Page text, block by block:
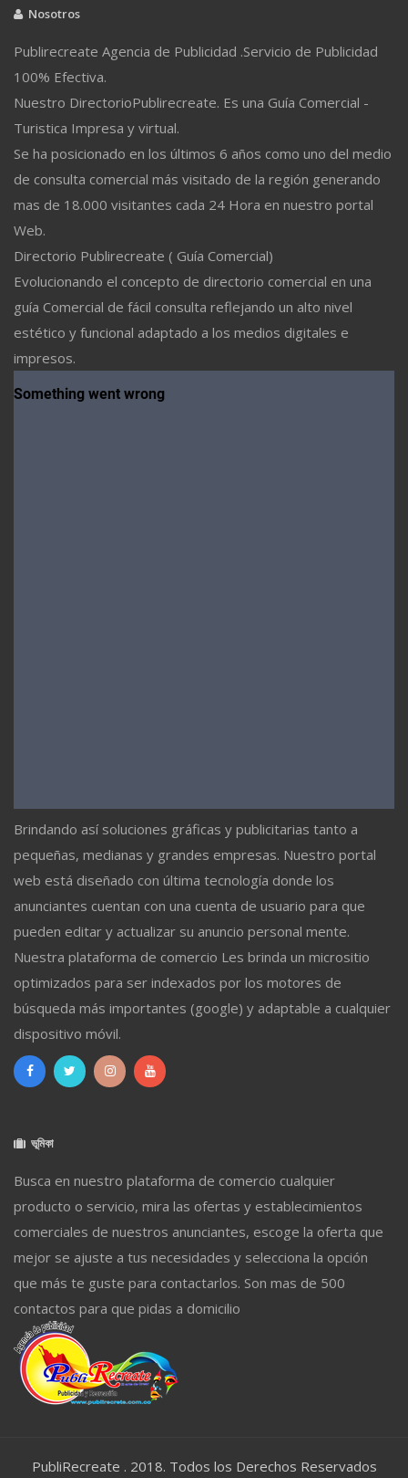
Nosotros
Publirecreate Agencia de Publicidad .Servicio de Publicidad
100% Efectiva.
Nuestro DirectorioPublirecreate. Es una Guía Comercial -
Turistica Impresa y virtual.
Se ha posicionado en los últimos 6 años como uno del medio
de consulta comercial más visitado de la región generando
mas de 18.000 visitantes cada 24 Hora en nuestro portal
Web.
Directorio Publirecreate ( Guía Comercial)
Evolucionando el concepto de directorio comercial en una
guía Comercial de fácil consulta reflejando un alto nivel
estético y funcional adaptado a los medios digitales e
impresos.
Brindando así soluciones gráficas y publicitarias tanto a
pequeñas, medianas y grandes empresas. Nuestro portal
web está diseñado con última tecnología donde los
anunciantes cuentan con una cuenta de usuario para que
pueden editar y actualizar su anuncio personal mente.
Nuestra plataforma de comercio Les brinda un micrositio
optimizados para ser indexados por los motores de
búsqueda más importantes (google) y adaptable a cualquier
dispositivo móvil.
ভূমিকা
Busca en nuestro plataforma de comercio cualquier
producto o servicio, mira las ofertas y establecimientos
comerciales de nuestros anunciantes, escoge la oferta que
mejor se ajuste a tus necesidades y selecciona la opción
que más te guste para contactarlos. Son mas de 500
contactos para que pidas a domicilio
PubliRecreate . 2018. Todos los Derechos Reservados